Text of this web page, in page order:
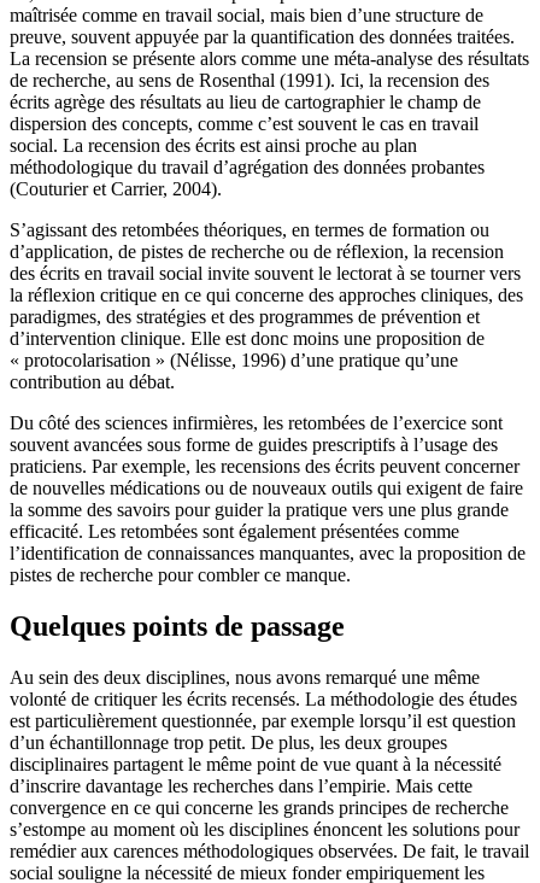
maîtrisée comme en travail social, mais bien d’une structure de
preuve, souvent appuyée par la quantification des données traitées.
La recension se présente alors comme une méta-analyse des résultats
de recherche, au sens de Rosenthal (1991). Ici, la recension des
écrits agrège des résultats au lieu de cartographier le champ de
dispersion des concepts, comme c’est souvent le cas en travail
social. La recension des écrits est ainsi proche au plan
méthodologique du travail d’agrégation des données probantes
(Couturier et Carrier, 2004).
S’agissant des retombées théoriques, en termes de formation ou
d’application, de pistes de recherche ou de réflexion, la recension
des écrits en travail social invite souvent le lectorat à se tourner vers
la réflexion critique en ce qui concerne des approches cliniques, des
paradigmes, des stratégies et des programmes de prévention et
d’intervention clinique. Elle est donc moins une proposition de
« protocolarisation » (Nélisse, 1996) d’une pratique qu’une
contribution au débat.
Du côté des sciences infirmières, les retombées de l’exercice sont
souvent avancées sous forme de guides prescriptifs à l’usage des
praticiens. Par exemple, les recensions des écrits peuvent concerner
de nouvelles médications ou de nouveaux outils qui exigent de faire
la somme des savoirs pour guider la pratique vers une plus grande
efficacité. Les retombées sont également présentées comme
l’identification de connaissances manquantes, avec la proposition de
pistes de recherche pour combler ce manque.
Quelques points de passage
Au sein des deux disciplines, nous avons remarqué une même
volonté de critiquer les écrits recensés. La méthodologie des études
est particulièrement questionnée, par exemple lorsqu’il est question
d’un échantillonnage trop petit. De plus, les deux groupes
disciplinaires partagent le même point de vue quant à la nécessité
d’inscrire davantage les recherches dans l’empirie. Mais cette
convergence en ce qui concerne les grands principes de recherche
s’estompe au moment où les disciplines énoncent les solutions pour
remédier aux carences méthodologiques observées. De fait, le travail
social souligne la nécessité de mieux fonder empiriquement les